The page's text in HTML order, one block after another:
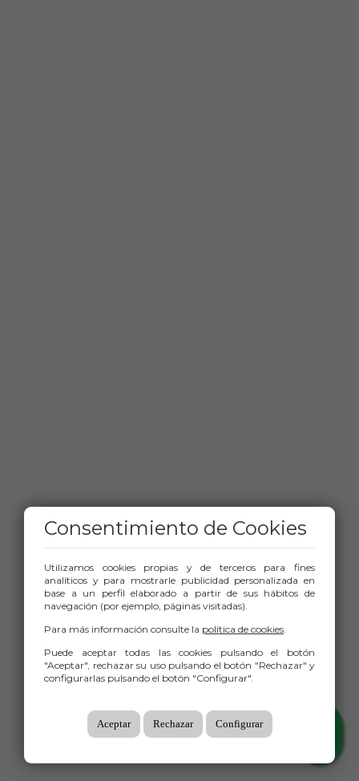
Consentimiento de Cookies
Utilizamos cookies propias y de terceros para fines
analíticos y para mostrarle publicidad personalizada en
base a un perfil elaborado a partir de sus hábitos de
navegación (por ejemplo, páginas visitadas).
Para más información consulte la política de cookies.
Puede aceptar todas las cookies pulsando el botón
"Aceptar", rechazar su uso pulsando el botón "Rechazar" y
configurarlas pulsando el botón "Configurar".
Aceptar Rechazar Configurar